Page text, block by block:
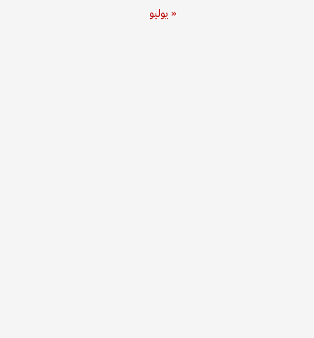
« يوليو